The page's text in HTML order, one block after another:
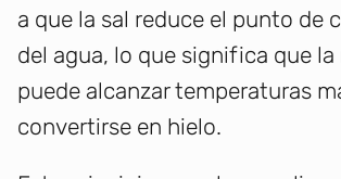
a que la sal reduce el punto de
del agua, lo que significa que la
puede alcanzar temperaturas
convertirse en hielo.